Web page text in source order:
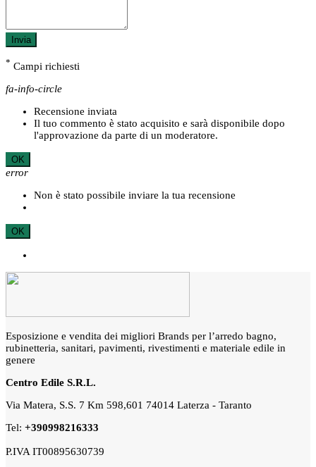
Invia
* Campi richiesti
fa-info-circle
Recensione inviata
Il tuo commento è stato acquisito e sarà disponibile dopo
l'approvazione da parte di un moderatore.
OK
error
Non è stato possibile inviare la tua recensione
OK
Esposizione e vendita dei migliori Brands per l’arredo bagno,
rubinetteria, sanitari, pavimenti, rivestimenti e materiale edile in
genere
Centro Edile S.R.L.
Via Matera, S.S. 7 Km 598,601 74014 Laterza - Taranto
Tel: +390998216333
P.IVA IT00895630739